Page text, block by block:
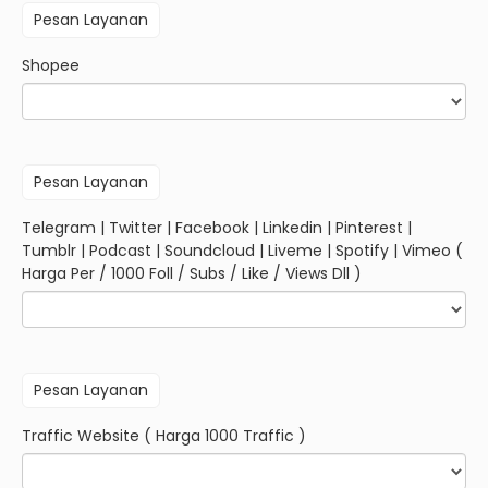
Shopee
Telegram | Twitter | Facebook | Linkedin | Pinterest |
Tumblr | Podcast | Soundcloud | Liveme | Spotify | Vimeo (
Harga Per / 1000 Foll / Subs / Like / Views Dll )
Traffic Website ( Harga 1000 Traffic )